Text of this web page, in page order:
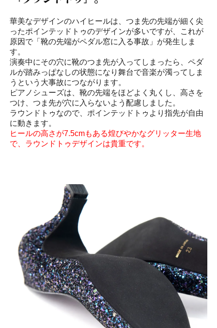
華美なデザインのハイヒールは、つま先の先端が細く尖
ったポインテッドトゥのデザインが多いですが、これが
原因で「靴の先端がペダル窓に入る事故」が発生しま
す。
演奏中にその穴に靴のつま先が入ってしまったら、ペダ
ルが踏みっぱなしの状態になり舞台で音楽が濁ってしま
うという大事故につながります。
ピアノシューズは、靴の先端をほどよく丸くし、高さを
つけ、つま先が穴に入らないよう配慮しました。
ラウンドトゥなので、ポインテッドトゥより指先が自由
に動きます。
ヒールの高さが7.5cmもある煌びやかなグリッター生地
で、ラウンドトゥデザインは貴重です。